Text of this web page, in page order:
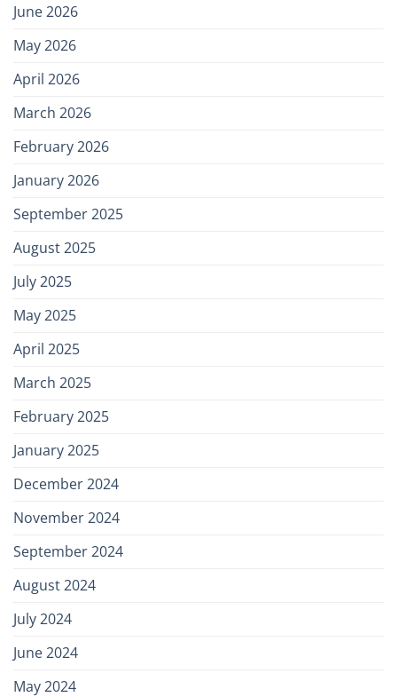
June 2026
May 2026
April 2026
March 2026
February 2026
January 2026
September 2025
August 2025
July 2025
May 2025
April 2025
March 2025
February 2025
January 2025
December 2024
November 2024
September 2024
August 2024
July 2024
June 2024
May 2024